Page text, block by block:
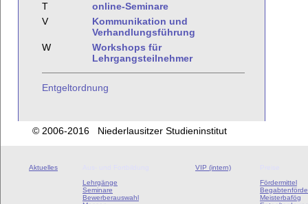
T
online-Seminare
V
Kommunikation und
Verhandlungsführung
W
Workshops für
Lehrgangsteilnehmer
Entgeltordnung
© 2006-2016 Niederlausitzer Studieninstitut
Aktuelles
Lehrgänge
Seminare
Bewerberauswahl
VIP (intern)
Fördermittel
Meisterbafög